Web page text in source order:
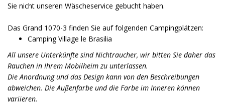
Sie nicht unseren Wäscheservice gebucht haben.
Das Grand 1070-3 finden Sie auf folgenden Campingplätzen:
Camping Village le Brasilia
All unsere Unterkünfte sind Nichtraucher, wir bitten Sie daher das
Rauchen in Ihrem Mobilheim zu unterlassen.
Die Anordnung und das Design kann von den Beschreibungen
abweichen. Die Außenfarbe und die Farbe im Inneren können
variieren.